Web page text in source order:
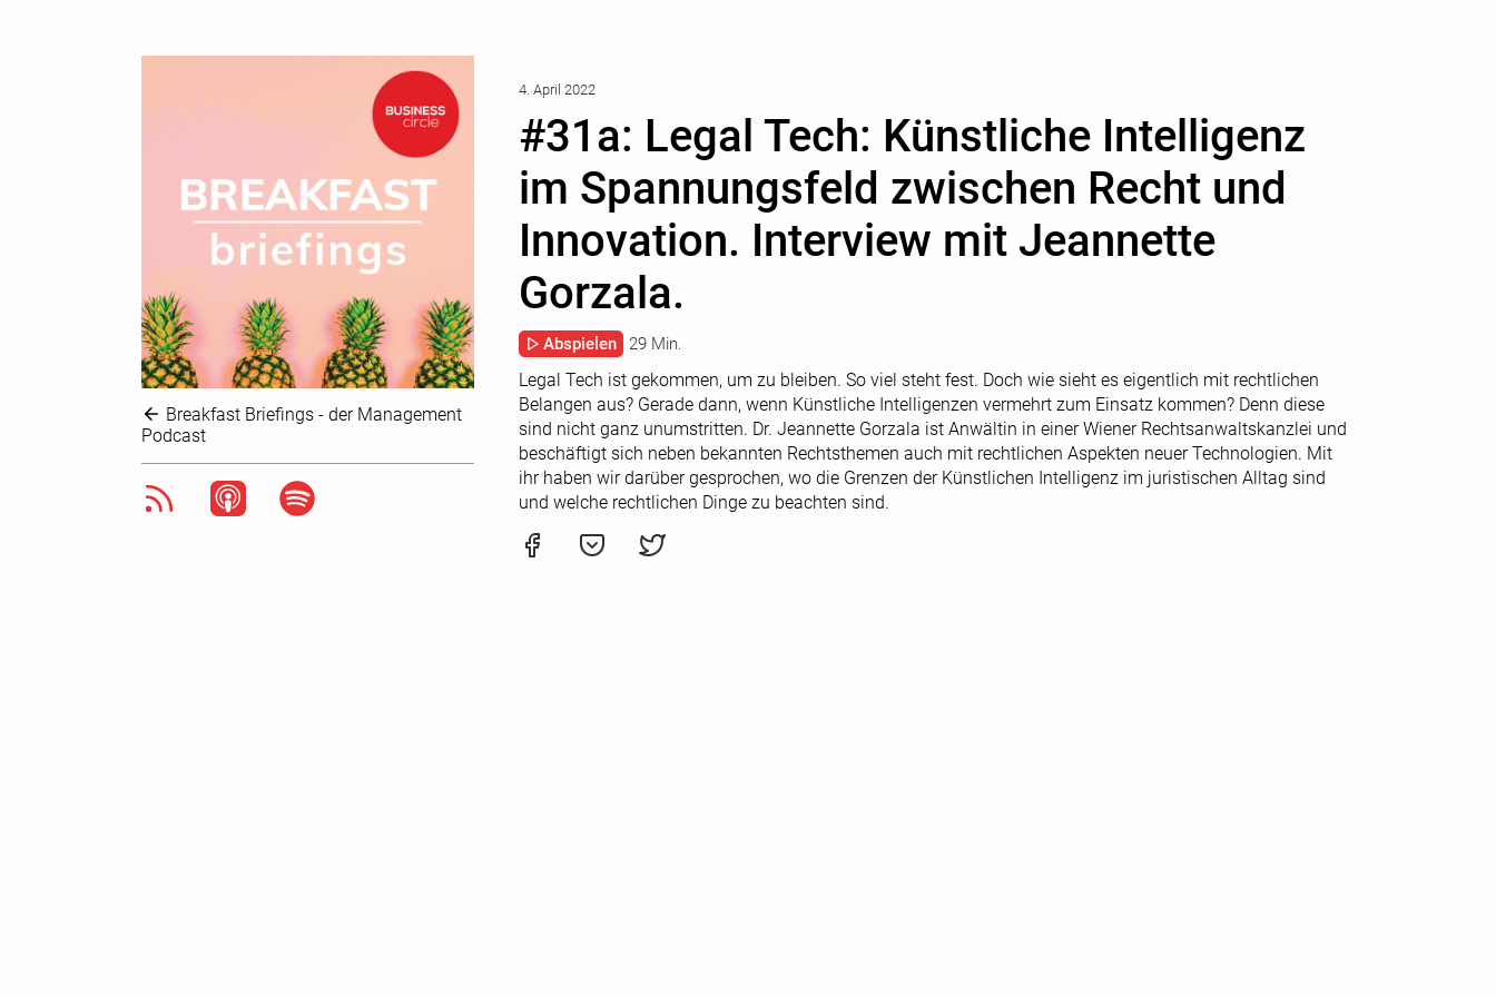
Breakfast Briefings - der Management
Podcast
4. April 2022
#31a: Legal Tech: Künstliche Intelligenz
im Spannungsfeld zwischen Recht und
Innovation. Interview mit Jeannette
Gorzala.
Abspielen 29 Min.
Legal Tech ist gekommen, um zu bleiben. So viel steht fest. Doch wie sieht es eigentlich mit rechtlichen
Belangen aus? Gerade dann, wenn Künstliche Intelligenzen vermehrt zum Einsatz kommen? Denn diese
sind nicht ganz unumstritten. Dr. Jeannette Gorzala ist Anwältin in einer Wiener Rechtsanwaltskanzlei und
beschäftigt sich neben bekannten Rechtsthemen auch mit rechtlichen Aspekten neuer Technologien. Mit
ihr haben wir darüber gesprochen, wo die Grenzen der Künstlichen Intelligenz im juristischen Alltag sind
und welche rechtlichen Dinge zu beachten sind.